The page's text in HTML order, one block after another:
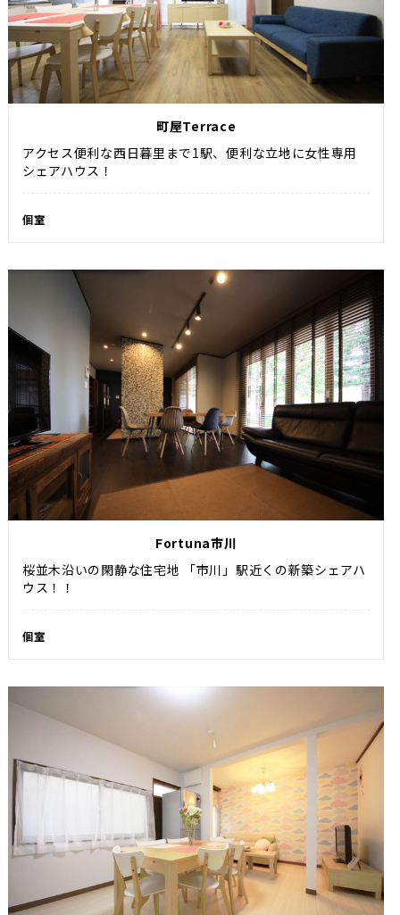
町屋Terrace
アクセス便利な西日暮里まで1駅、便利な立地に女性専用
シェアハウス！
個室
Fortuna市川
桜並木沿いの閑静な住宅地 「市川」駅近くの新築シェアハ
ウス！！
個室